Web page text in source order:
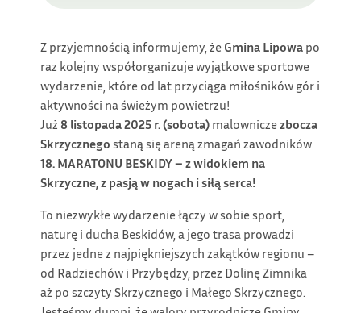
Z przyjemnością informujemy, że Gmina Lipowa po
raz kolejny współorganizuje wyjątkowe sportowe
wydarzenie, które od lat przyciąga miłośników gór i
aktywności na świeżym powietrzu!
Już 8 listopada 2025 r. (sobota) malowniczezbocza
Skrzycznego staną się areną zmagań zawodników
18. MARATONU BESKIDY – z widokiem na
Skrzyczne, z pasją w nogach i siłą serca!
To niezwykłe wydarzenie łączy w sobie sport,
naturę i ducha Beskidów, a jego trasa prowadzi
przez jedne z najpiękniejszych zakątków regionu –
od Radziechów i Przybędzy, przez Dolinę Zimnika
aż po szczyty Skrzycznego i Małego Skrzycznego.